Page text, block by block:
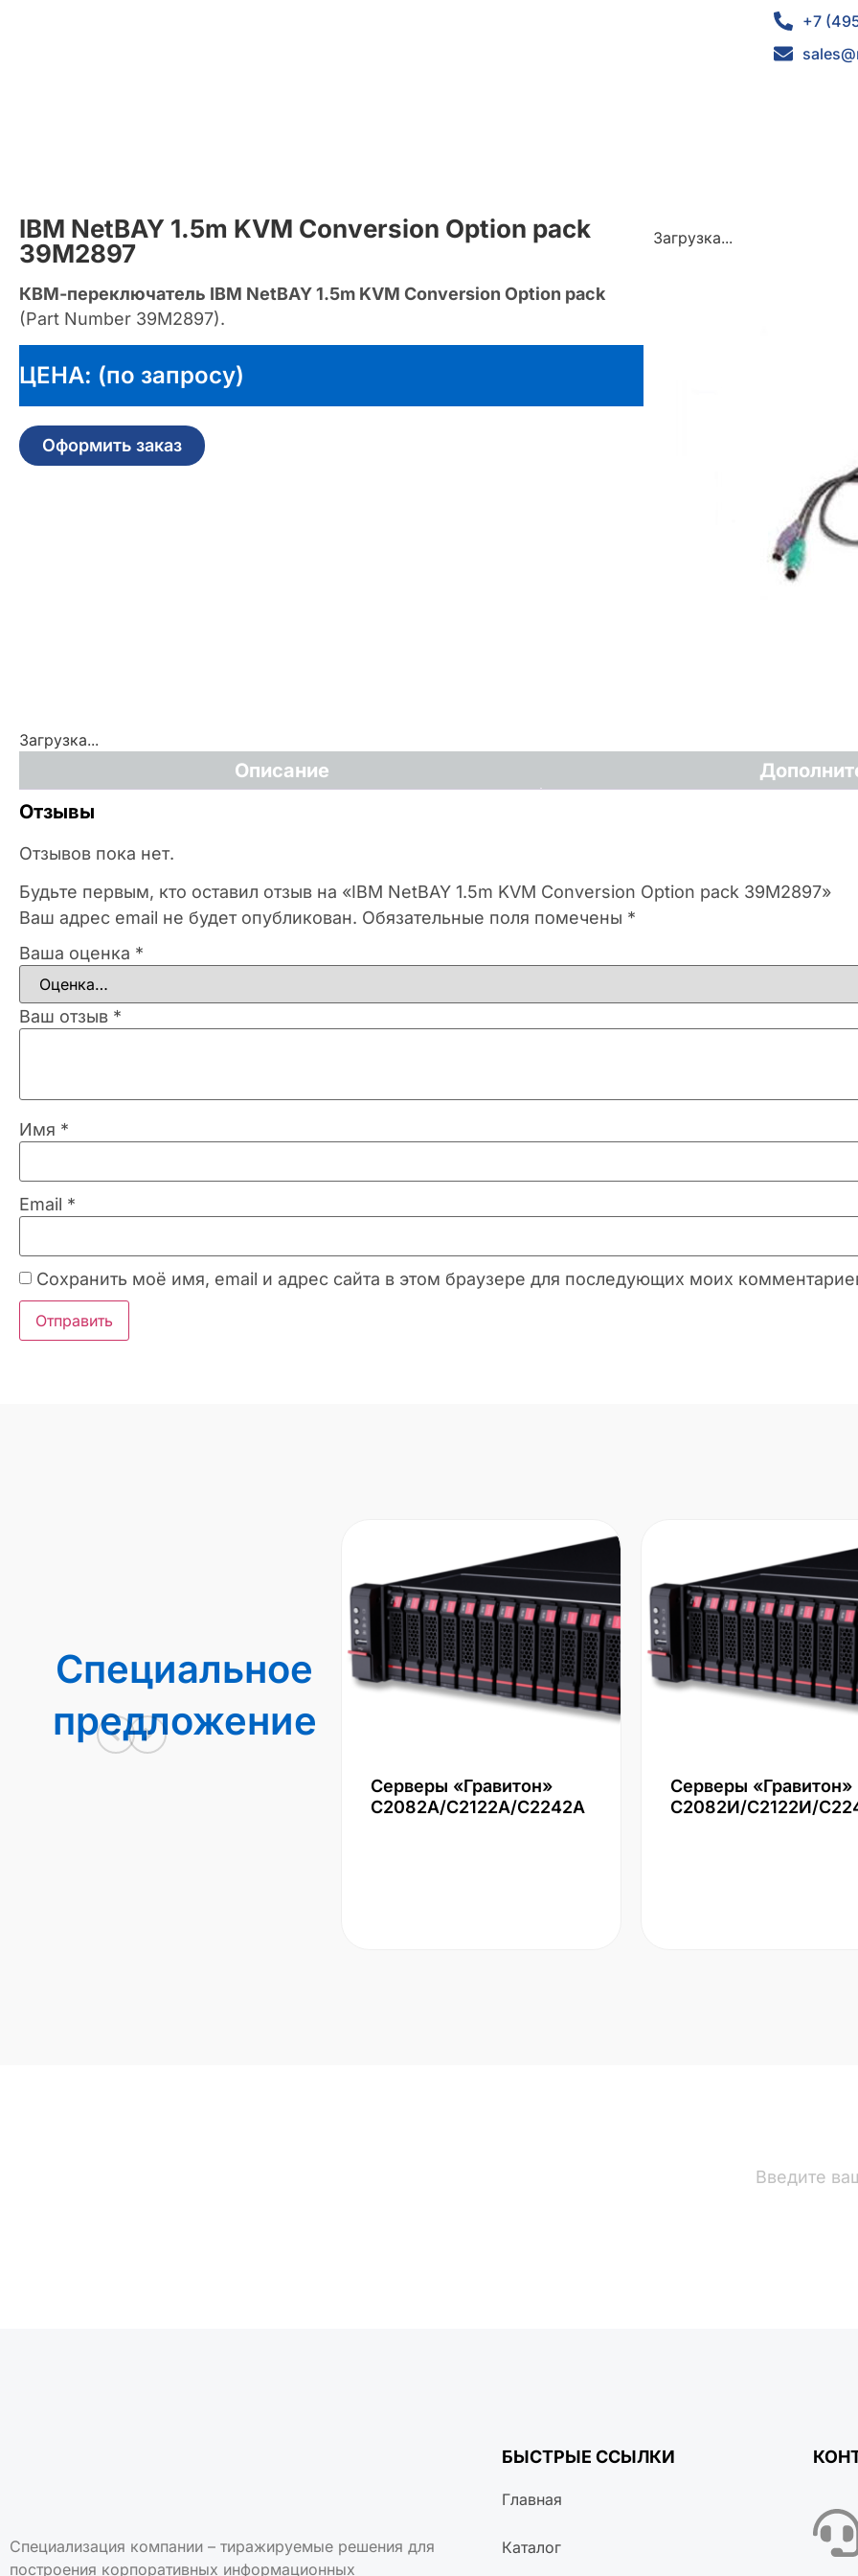
+7
IBM NetBAY 1.5m KVM Conversion Option pack
39M2897
КВМ-переключатель IBM NetBAY 1.5m KVM Conversion Option pack
(Part Number 39M2897).
ЦЕНА: (по запросу)
Оформить заказ
Загрузка...
Загрузка...
Описание
Отзывы
Отзывов пока нет.
Будьте первым, кто оставил отзыв на «IBM NetBAY 1.5m KVM Conversion Option pack 39M2897»
Ваш адрес email не будет опубликован. Обязательные поля помечены *
Ваша оценка *
Ваш отзыв *
Имя *
Email *
Сохранить моё имя, email и адрес сайта в этом браузере для последующих моих
Специальное
предложение
Серверы «Гравитон»
С2082А/С2122А/С2242А
Серверы «Гравитон»
С2082И/С2122И/
Специализация компании – тиражируемые решения для
построения корпоративных информационных
БЫСТРЫЕ ССЫЛКИ
Главная
Каталог